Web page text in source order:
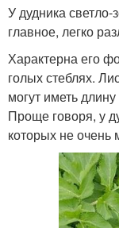
У дудника
главное, легко
Характерна его
голых стеблях.
могут иметь
Проще говоря, у
которых не очень